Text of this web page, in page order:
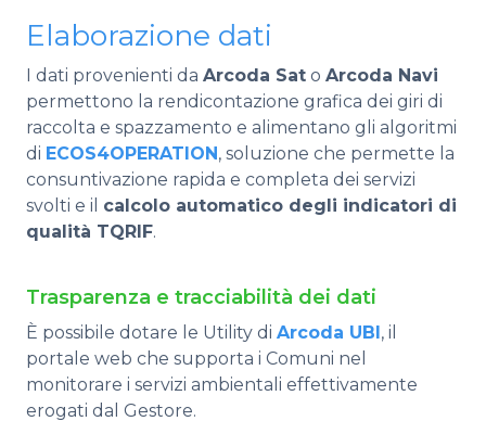
Elaborazione dati
I dati provenienti da Arcoda Sat o Arcoda Navi
permettono la rendicontazione grafica dei giri di
raccolta e spazzamento e alimentano gli algoritmi
di ECOS4OPERATION, soluzione che permette la
consuntivazione rapida e completa dei servizi
svolti e il calcolo automatico degli indicatori di
qualità TQRIF.
Trasparenza e tracciabilità dei dati
È possibile dotare le Utility di Arcoda UBI, il
portale web che supporta i Comuni nel
monitorare i servizi ambientali effettivamente
erogati dal Gestore.